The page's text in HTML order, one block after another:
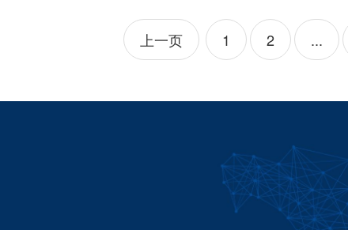
上一页 1 2 ...